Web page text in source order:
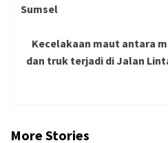
Sumsel
Kecelakaan maut antara
dan truk terjadi di Jalan
More Stories